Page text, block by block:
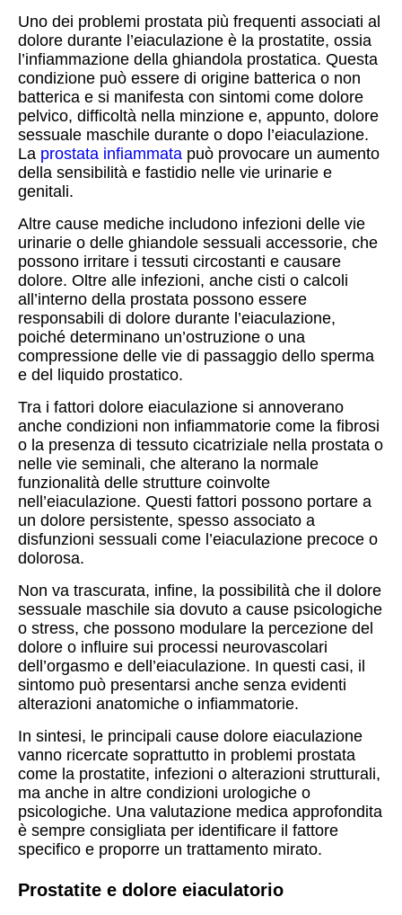
Uno dei problemi prostata più frequenti associati al
dolore durante l’eiaculazione è la prostatite, ossia
l’infiammazione della ghiandola prostatica. Questa
condizione può essere di origine batterica o non
batterica e si manifesta con sintomi come dolore
pelvico, difficoltà nella minzione e, appunto, dolore
sessuale maschile durante o dopo l’eiaculazione.
La prostata infiammata può provocare un aumento
della sensibilità e fastidio nelle vie urinarie e
genitali.
Altre cause mediche includono infezioni delle vie
urinarie o delle ghiandole sessuali accessorie, che
possono irritare i tessuti circostanti e causare
dolore. Oltre alle infezioni, anche cisti o calcoli
all’interno della prostata possono essere
responsabili di dolore durante l’eiaculazione,
poiché determinano un’ostruzione o una
compressione delle vie di passaggio dello sperma
e del liquido prostatico.
Tra i fattori dolore eiaculazione si annoverano
anche condizioni non infiammatorie come la fibrosi
o la presenza di tessuto cicatriziale nella prostata o
nelle vie seminali, che alterano la normale
funzionalità delle strutture coinvolte
nell’eiaculazione. Questi fattori possono portare a
un dolore persistente, spesso associato a
disfunzioni sessuali come l’eiaculazione precoce o
dolorosa.
Non va trascurata, infine, la possibilità che il dolore
sessuale maschile sia dovuto a cause psicologiche
o stress, che possono modulare la percezione del
dolore o influire sui processi neurovascolari
dell’orgasmo e dell’eiaculazione. In questi casi, il
sintomo può presentarsi anche senza evidenti
alterazioni anatomiche o infiammatorie.
In sintesi, le principali cause dolore eiaculazione
vanno ricercate soprattutto in problemi prostata
come la prostatite, infezioni o alterazioni strutturali,
ma anche in altre condizioni urologiche o
psicologiche. Una valutazione medica approfondita
è sempre consigliata per identificare il fattore
specifico e proporre un trattamento mirato.
Prostatite e dolore eiaculatorio